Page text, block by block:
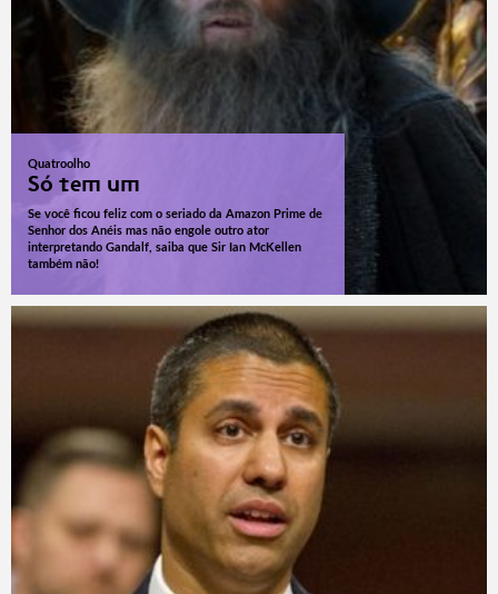
Quatroolho
Só tem um
Se você ficou feliz com o seriado da Amazon Prime de
Senhor dos Anéis mas não engole outro ator
interpretando Gandalf, saiba que Sir Ian McKellen
também não!